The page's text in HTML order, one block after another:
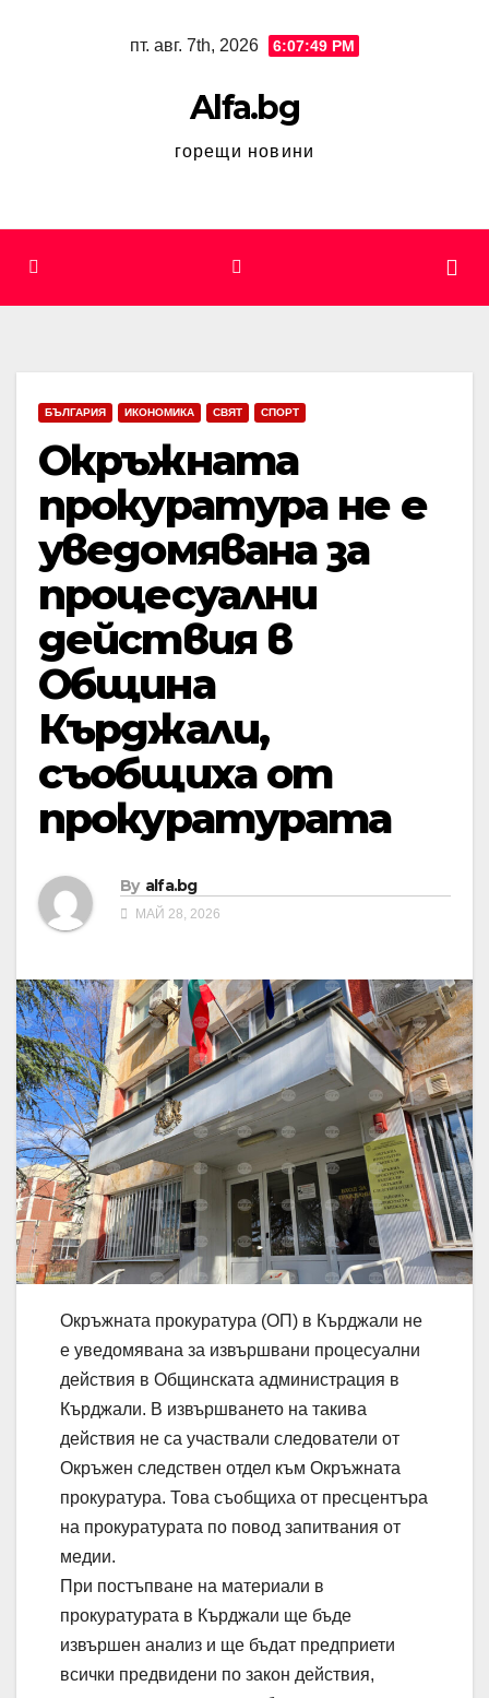
пт. авг. 7th, 2026 6:07:49 PM
Alfa.bg
горещи новини
БЪЛГАРИЯ ИКОНОМИКА СВЯТ СПОРТ
Окръжната
прокуратура не е
уведомявана за
процесуални
действия в
Община
Кърджали,
съобщиха от
прокуратурата
By alfa.bg
МАЙ 28, 2026
Окръжната прокуратура (ОП) в Кърджали не
е уведомявана за извършвани процесуални
действия в Общинската администрация в
Кърджали. В извършването на такива
действия не са участвали следователи от
Окръжен следствен отдел към Окръжната
прокуратура. Това съобщиха от пресцентъра
на прокуратурата по повод запитвания от
медии.
При постъпване на материали в
прокуратурата в Кърджали ще бъде
извършен анализ и ще бъдат предприети
всички предвидени по закон действия,